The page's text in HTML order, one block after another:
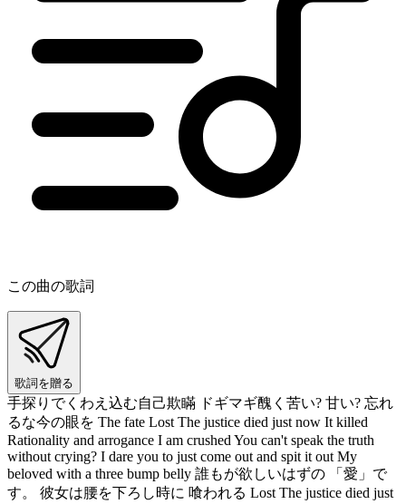
この曲の歌詞
歌詞を贈る
手探りでくわえ込む自己欺瞞 ドギマギ醜く苦い? 甘い? 忘れ
るな今の眼を The fate Lost The justice died just now It killed
Rationality and arrogance I am crushed You can't speak the truth
without crying? I dare you to just come out and spit it out My
beloved with a three bump belly 誰もが欲しいはずの 「愛」で
す。 彼女は腰を下ろし時に 喰われる Lost The justice died just